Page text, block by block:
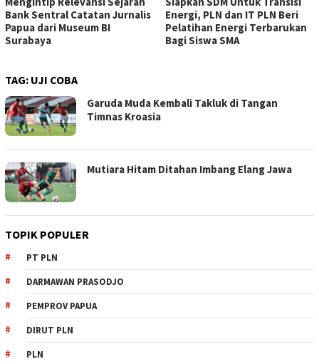
Bank Sentral Catatan Jurnalis
Papua dari Museum BI
Surabaya
Energi, PLN dan IT PLN Beri
Pelatihan Energi Terbarukan
Bagi Siswa SMA
TAG: UJI COBA
Garuda Muda Kembali Takluk di Tangan
Timnas Kroasia
Mutiara Hitam Ditahan Imbang Elang Jawa
TOPIK POPULER
PT PLN
DARMAWAN PRASODJO
PEMPROV PAPUA
DIRUT PLN
PLN